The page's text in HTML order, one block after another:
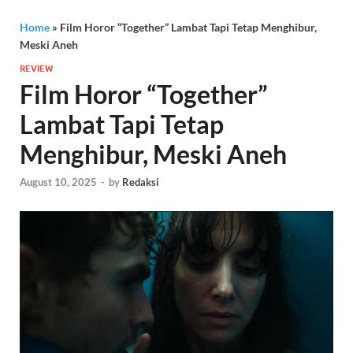
Home » Film Horor “Together” Lambat Tapi Tetap Menghibur,
Meski Aneh
REVIEW
Film Horor “Together”
Lambat Tapi Tetap
Menghibur, Meski Aneh
August 10, 2025 - by Redaksi